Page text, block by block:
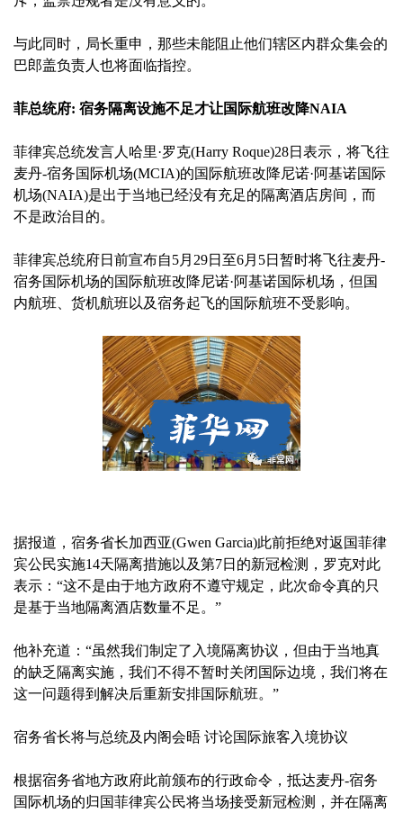
与此同时，局长重申，那些未能阻止他们辖区内群众集会的
巴郎盖负责人也将面临指控。
菲总统府: 宿务隔离设施不足才让国际航班改降NAIA
菲律宾总统发言人哈里·罗克(Harry Roque)28日表示，将飞往
麦丹-宿务国际机场(MCIA)的国际航班改降尼诺·阿基诺国际
机场(NAIA)是出于当地已经没有充足的隔离酒店房间，而
不是政治目的。
菲律宾总统府日前宣布自5月29日至6月5日暂时将飞往麦丹-
宿务国际机场的国际航班改降尼诺·阿基诺国际机场，但国
内航班、货机航班以及宿务起飞的国际航班不受影响。
据报道，宿务省长加西亚(Gwen Garcia)此前拒绝对返国菲律
宾公民实施14天隔离措施以及第7日的新冠检测，罗克对此
表示：“这不是由于地方政府不遵守规定，此次命令真的只
是基于当地隔离酒店数量不足。”
他补充道：“虽然我们制定了入境隔离协议，但由于当地真
的缺乏隔离实施，我们不得不暂时关闭国际边境，我们将在
这一问题得到解决后重新安排国际航班。”
宿务省长将与总统及内阁会晤 讨论国际旅客入境协议
根据宿务省地方政府此前颁布的行政命令，抵达麦丹-宿务
国际机场的归国菲律宾公民将当场接受新冠检测，并在隔离